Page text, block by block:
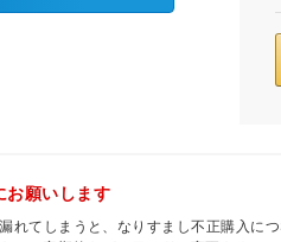
お願いします
れてしまうと、なりすまし不正購入につ